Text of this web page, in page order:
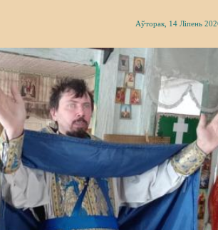
Аўторак, 14 Ліпень